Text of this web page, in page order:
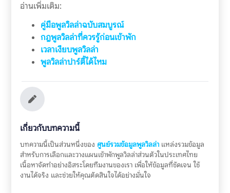
อ่านเพิ่มเติม:
คู่มือพูลวิลล่าฉบับสมบูรณ์
กฎพูลวิลล่าที่ควรรู้ก่อนเข้าพัก
เวลาเงียบพูลวิลล่า
พูลวิลล่าปาร์ตี้ได้ไหม
เกี่ยวกับบทความนี้
บทความนี้เป็นส่วนหนึ่งของ ศูนย์รวมข้อมูลพูลวิลล่าแหล่งรวมข้อมูล
สำหรับการเลือกและวางแผนเข้าพักพูลวิลล่าส่วนตัวในประเทศไทย
เนื้อหาจัดทำอย่างอิสระโดยทีมงานของเรา เพื่อให้ข้อมูลที่ชัดเจน ใช้
งานได้จริง และช่วยให้คุณตัดสินใจได้อย่างมั่นใจ